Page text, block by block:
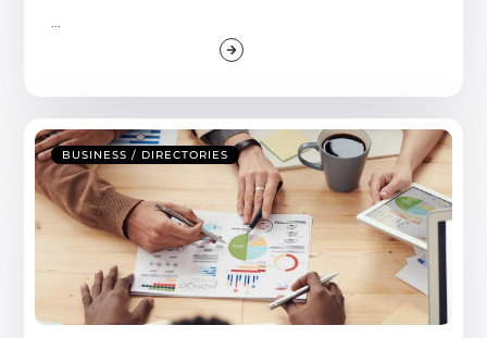
BUSINESS / DIRECTORIES